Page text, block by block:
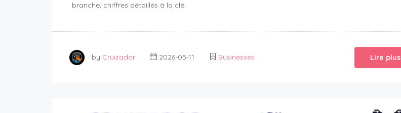
branche, chiffres détaillés à la clé.
by Cruizador 2026-05-11 Businesses Lire plus